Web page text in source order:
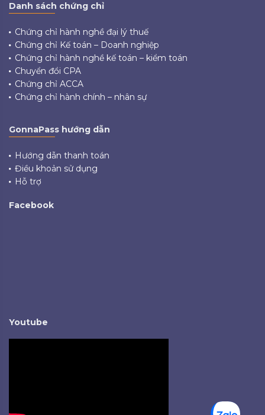
Danh sách chứng chỉ
Chứng chỉ hành nghề đại lý thuế
Chứng chỉ Kế toán – Doanh nghiệp
Chứng chỉ hành nghề kế toán – kiểm toán
Chuyển đổi CPA
Chứng chỉ ACCA
Chứng chỉ hành chính – nhân sự
GonnaPass hướng dẫn
Hướng dẫn thanh toán
Điều khoản sử dụng
Hỗ trợ
Facebook
Youtube